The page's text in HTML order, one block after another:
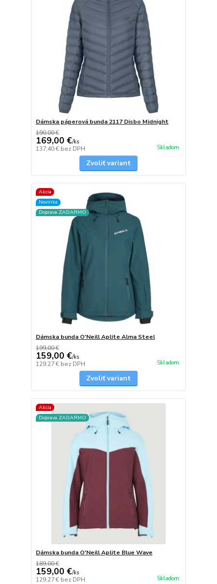
Dámska páperová bunda 2117 Disbo Midnight
190,00 €
169,00 €/ks
137,40 € bez DPH Skladom
Zvoliť variant
Akcia
Novinka
Doprava ZADARMO
Dámska bunda O'Neill Aplite Alma Steel
199,00 €
159,00 €/ks
129,27 € bez DPH Skladom
Zvoliť variant
Akcia
Doprava ZADARMO
Dámska bunda O'Neill Aplite Blue Wave
189,00 €
159,00 €/ks
129,27 € bez DPH Skladom